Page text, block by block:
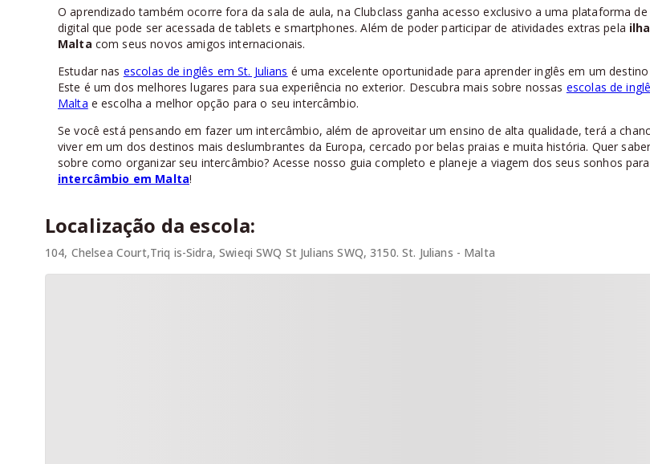
O aprendizado também ocorre fora da sala de aula, na Clubclass ganha acesso exclusivo a uma plataforma de
digital que pode ser acessada de tablets e smartphones. Além de poder participar de atividades extras pela
Malta com seus novos amigos internacionais.
Estudar nas escolas de inglês em St. Julians é uma excelente oportunidade para aprender inglês em um destino
Este é um dos melhores lugares para sua experiência no exterior. Descubra mais sobre nossas escolas de
Malta e escolha a melhor opção para o seu intercâmbio.
Se você está pensando em fazer um intercâmbio, além de aproveitar um ensino de alta qualidade, terá a
viver em um dos destinos mais deslumbrantes da Europa, cercado por belas praias e muita história. Quer
sobre como organizar seu intercâmbio? Acesse nosso guia completo e planeje a viagem dos seus sonhos
intercâmbio em Malta!
Localização da escola:
104, Chelsea Court,Triq is-Sidra, Swieqi SWQ St Julians SWQ, 3150. St. Julians - Malta